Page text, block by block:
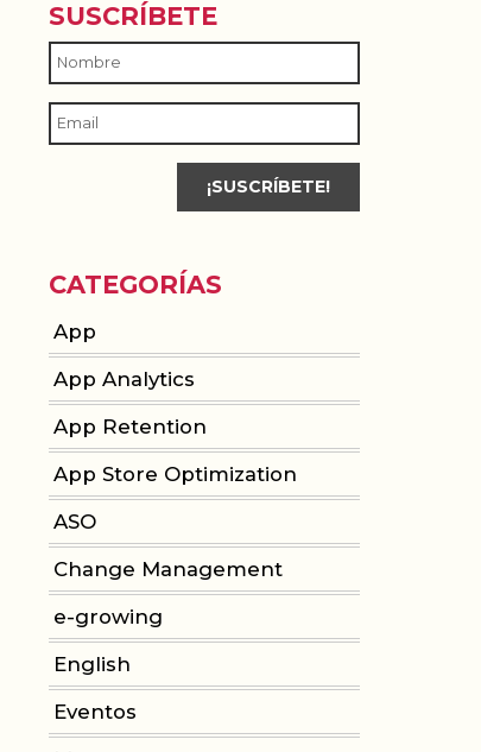
SUSCRÍBETE
CATEGORÍAS
App
App Analytics
App Retention
App Store Optimization
ASO
Change Management
e-growing
English
Eventos